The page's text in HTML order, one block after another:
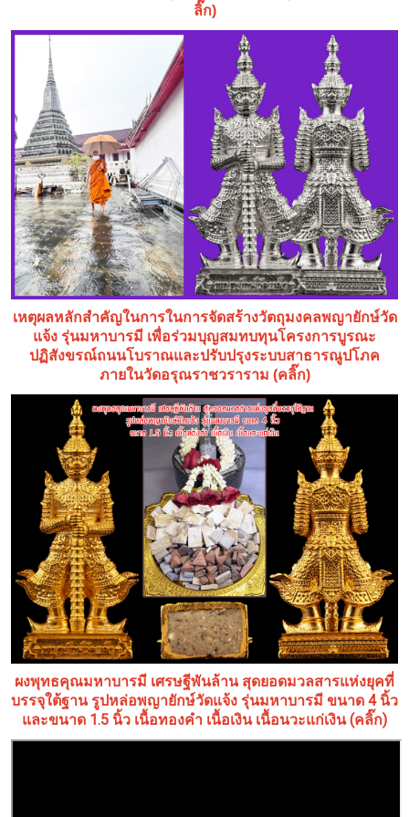
ลิ๊ก)
เหตุผลหลักสำคัญในการในการจัดสร้างวัตถุมงคลพญายักษ์วัด
แจ้ง รุ่นมหาบารมี เพื่อร่วมบุญสมทบทุนโครงการบูรณะ
ปฏิสังขรณ์ถนนโบราณและปรับปรุงระบบสาธารณูปโภค
ภายในวัดอรุณราชวราราม (คลิ๊ก)
ผงพุทธคุณมหาบารมี เศรษฐีพันล้าน สุดยอดมวลสารแห่งยุคที่
บรรจุใต้ฐาน รูปหล่อพญายักษ์วัดแจ้ง รุ่นมหาบารมี ขนาด 4 นิ้ว
และขนาด 1.5 นิ้ว เนื้อทองคำ เนื้อเงิน เนื้อนวะแก่เงิน (คลิ๊ก)